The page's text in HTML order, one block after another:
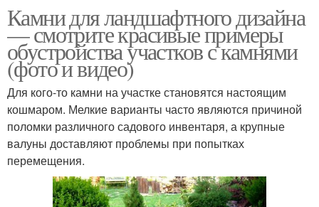
Камни для ландшафтного дизайна
— смотрите красивые примеры
обустройства участков с камнями
(фото и видео)
Для кого-то камни на участке становятся настоящим
кошмаром. Мелкие варианты часто являются причиной
поломки различного садового инвентаря, а крупные
валуны доставляют проблемы при попытках
перемещения.